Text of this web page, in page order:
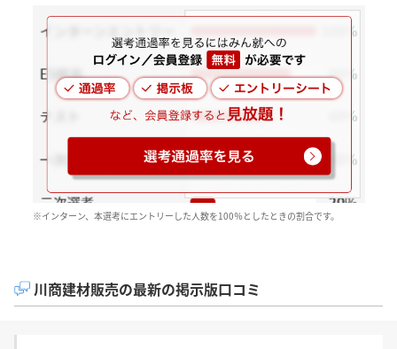
※インターン、本選考にエントリーした人数を100％としたときの割合です。
川商建材販売の最新の掲示版口コミ